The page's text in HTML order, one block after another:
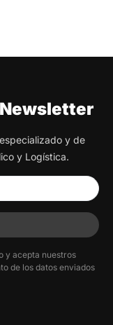
y de
y Logística.
y acepta nuestros
de los datos enviados